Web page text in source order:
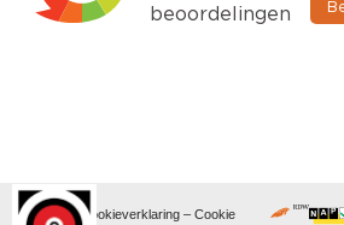
Privacy- en cookieverklaring – Cookie